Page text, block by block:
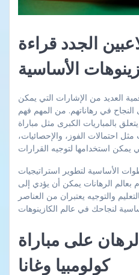
الجدد قراءة
الأساسية
العديد من الإشارات التي يمكن
النجاح في رهاناتهم. من المهم فهم
بالمباريات الكبرى مثل مباراة
مثل احتمالات الفوز، والإحصائيات،
الأساسية لتطوير استراتيجيات
بعالم الرهانات يمكن أن يؤدي إلى
والتوجيه يعتبران من العناصر
على مباراة
كولومبيا وغانا